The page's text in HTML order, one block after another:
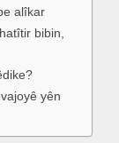
alîkar
bibin,
yên